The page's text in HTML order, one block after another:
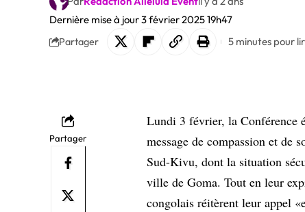
Dernière mise à jour 3 février 2025 19h47
Partager 5 minutes pour
Partager
Lundi 3 février, la Conférence
message de compassion et de
Sud-Kivu, dont la situation
ville de Goma. Tout en leur
congolais réitèrent leur appel